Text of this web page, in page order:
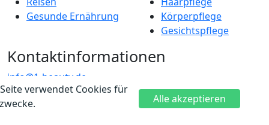
Gesunde Ernährung
Körperpflege
Gesichtspflege
Kontaktinformationen
info@1-beauty.de
Voltairestraße 3a, 10179 Berlin
© 2022 Alle Rechte vorbehalten https://1-beauty.de
verwendet Cookies für
Alle akzeptieren